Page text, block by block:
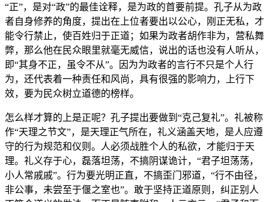
“正”，是对“政”的最佳诠释，是为政的首要前提。孔子从为政
者自身修养的角度，提出在上位者要出以公心，刚正无私，才
能令行禁止，使百姓归于正道；如果为政者胡作非为，营私舞
弊，那么他在民众眼里就毫无威信，说出的话也没有人听从，
即“其身不正，虽令不从”。因为为政者的言行不只是个人行
为，还代表着一种责任和风尚，具有很强的影响力，上行下
效，要为民众树立道德的榜样。
怎么样才算的上是正呢？孔子提出要做到“克己复礼”。礼被称
作“天理之节文”，是天理正气所在，礼义涵盖天地，是人应遵
守的行为规范和仪则。人必须战胜个人的私欲，才能归于天
理。礼义存于心，磊落坦荡，不搞阴谋诡计，“君子坦荡荡，
小人常戚戚”。行为要光明正直，不搞歪门邪道，“行不由径，
非公事，未尝至于偃之室也”。敢于坚持正道原则，纠正别人